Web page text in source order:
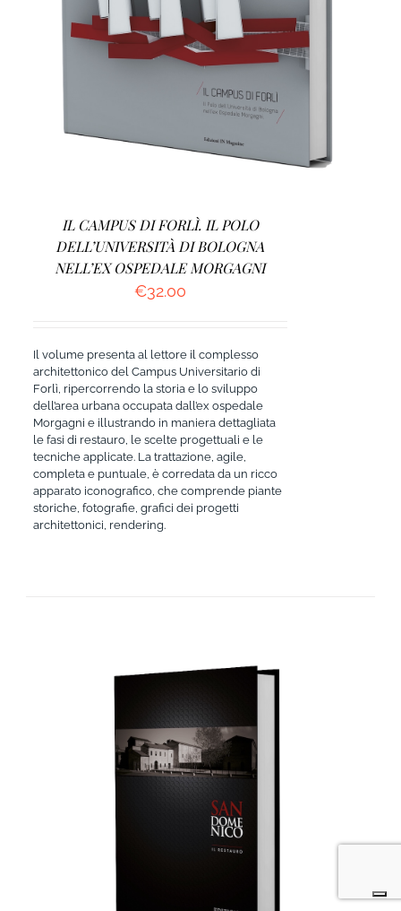
AGGIUNGI AL CARRELLO /
IL CAMPUS DI FORLÌ. IL POLO
DELL’UNIVERSITÀ DI BOLOGNA
NELL’EX OSPEDALE MORGAGNI
€32.00
Il volume presenta al lettore il complesso
architettonico del Campus Universitario di
Forlì, ripercorrendo la storia e lo sviluppo
dell’area urbana occupata dall’ex ospedale
Morgagni e illustrando in maniera dettagliata
le fasi di restauro, le scelte progettuali e le
tecniche applicate. La trattazione, agile,
completa e puntuale, è corredata da un ricco
apparato iconografico, che comprende piante
storiche, fotografie, grafici dei progetti
architettonici, rendering.
AGGIUNGI AL CARRELLO /